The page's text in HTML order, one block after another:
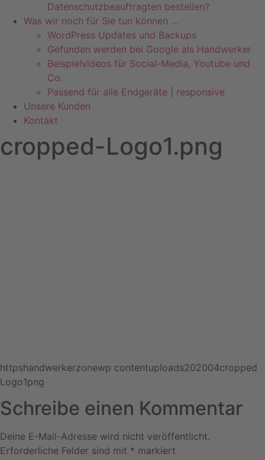
Datenschutzbeauftragten bestellen?
Was wir noch für Sie tun können …
WordPress Updates und Backups
Gefunden werden bei Google als Handwerker
Beispielvideos für Social-Media, Youtube und
Co.
Passend für alle Endgeräte | responsive
Unsere Kunden
Kontakt
cropped-Logo1.png
httpshandwerkerzonewp contentuploads202004cropped
Logo1png
Schreibe einen Kommentar
Deine E-Mail-Adresse wird nicht veröffentlicht.
Erforderliche Felder sind mit * markiert